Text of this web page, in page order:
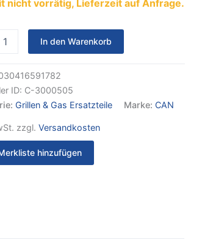
nicht vorrätig, Lieferzeit auf Anfrage.
In den Warenkorb
ID: C-3000505
Grillen & Gas Ersatzteile Marke: CAN
zzgl. Versandkosten
hinzufügen